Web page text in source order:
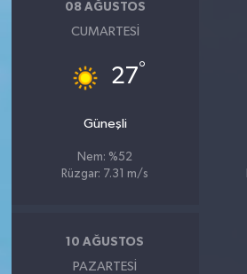
08 AĞUSTOS
CUMARTESI
27°
Güneşli
Nem: %52
Rüzgar: 7.31 m/s
10 AĞUSTOS
PAZARTESI